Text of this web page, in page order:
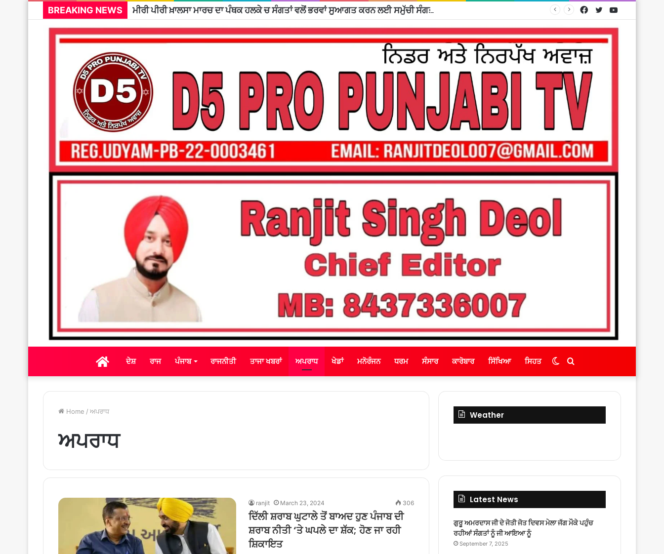
BREAKING NEWS YouTube
Twitter
Facebook
ਘਰ ਦੇਸ਼ ਰਾਜ ਪੰਜਾਬ ਰਾਜਨੀਤੀ ਤਾਜਾ ਖਬਰਾਂ ਅਪਰਾਧ ਖੇਡਾਂ ਮਨੋਰੰਜਨ ਧਰਮ ਸੰਸਾਰ ਕਾਰੋਬਾਰ ਸਿੱਖਿਆ ਸਿਹਤ Search
for
Switch
skin
Home / ਅਪਰਾਧ
ਅਪਰਾਧ
ranjit March 23, 2024 306
ਦਿੱਲੀ ਸ਼ਰਾਬ ਘੁਟਾਲੇ ਤੋਂ ਬਾਅਦ ਹੁਣ ਪੰਜਾਬ ਦੀ
ਸ਼ਰਾਬ ਨੀਤੀ ‘ਤੇ ਘਪਲੇ ਦਾ ਸ਼ੱਕ; ਹੋਣ ਜਾ ਰਹੀ
ਸ਼ਿਕਾਇਤ
Weather
Latest News
ਗੁਰੂ ਅਮਰਦਾਸ ਜੀ ਦੇ ਜੋਤੀ ਜੋਤ ਦਿਵਸ ਮੇਲਾ ਜੱਗ ਮੌਕੇ ਪਹੁੰਚ
ਰਹੀਆਂ ਸੰਗਤਾਂ ਨੂੰ ਜੀ ਆਇਆ ਨੂੰ
September 7, 2025